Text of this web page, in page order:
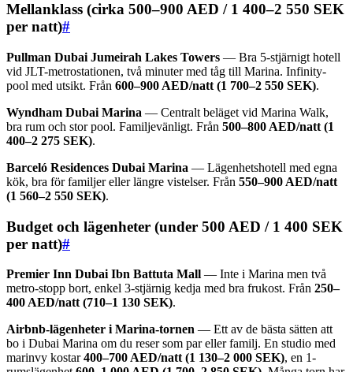
Mellanklass (cirka 500–900 AED / 1 400–2 550 SEK
per natt)#
Pullman Dubai Jumeirah Lakes Towers — Bra 5-stjärnigt hotell
vid JLT-metrostationen, två minuter med tåg till Marina. Infinity-
pool med utsikt. Från 600–900 AED/natt (1 700–2 550 SEK).
Wyndham Dubai Marina — Centralt beläget vid Marina Walk,
bra rum och stor pool. Familjevänligt. Från 500–800 AED/natt (1
400–2 275 SEK).
Barceló Residences Dubai Marina — Lägenhetshotell med egna
kök, bra för familjer eller längre vistelser. Från 550–900 AED/natt
(1 560–2 550 SEK).
Budget och lägenheter (under 500 AED / 1 400 SEK
per natt)#
Premier Inn Dubai Ibn Battuta Mall — Inte i Marina men två
metro-stopp bort, enkel 3-stjärnig kedja med bra frukost. Från 250–
400 AED/natt (710–1 130 SEK).
Airbnb-lägenheter i Marina-tornen — Ett av de bästa sätten att
bo i Dubai Marina om du reser som par eller familj. En studio med
marinvy kostar400–700 AED/natt (1 130–2 000 SEK), en 1-